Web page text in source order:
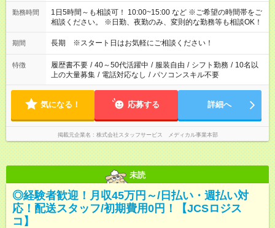
勤務時間
1日5時間～も相談可！ 10:00~15:00 など ※ご希望の時間帯をご
相談ください。 ※日勤、夜勤のみ、変則的な勤務等も相談OK！
期間 長期 ※スタート日はお気軽にご相談ください！
特徴 履歴書不要 / 40～50代活躍中 / 服装自由 / シフト勤務 / 10名以
上の大量募集 / 電話対応なし / パソコンスキル不要
気になる！ 応募する 詳細へ
掲載元企業名 株式会社スタッフサービス メディカル事業本部
未読
◎経験者歓迎！月収45万円～/日払い・週払い対
応！配送スタッフ/初期費用0円！【JCSロジス
コ】